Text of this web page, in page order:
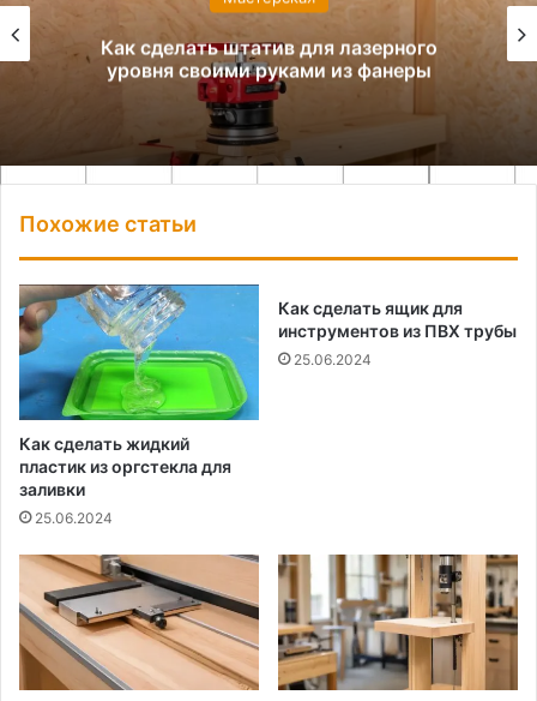
Как сделать штатив для лазерного
уровня своими руками из фанеры
Похожие статьи
Как сделать жидкий
пластик из оргстекла для
заливки
25.06.2024
Как сделать ящик для
инструментов из ПВХ трубы
25.06.2024